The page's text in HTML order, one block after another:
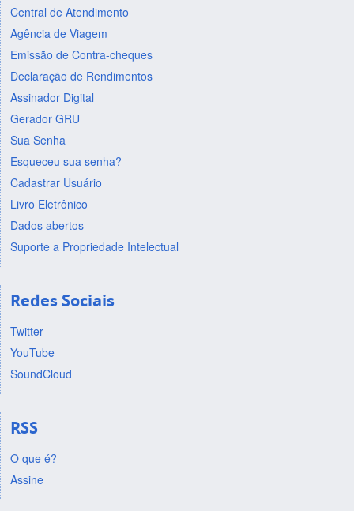
Central de Atendimento
Agência de Viagem
Emissão de Contra-cheques
Declaração de Rendimentos
Assinador Digital
Gerador GRU
Sua Senha
Esqueceu sua senha?
Cadastrar Usuário
Livro Eletrônico
Dados abertos
Suporte a Propriedade Intelectual
Redes Sociais
Twitter
YouTube
SoundCloud
RSS
O que é?
Assine